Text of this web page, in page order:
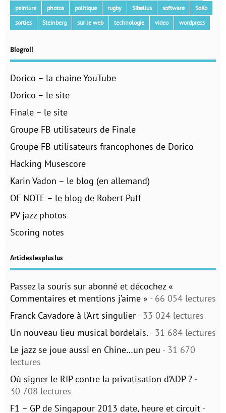
peinture
photos politique rugby Sibelius software
SoKo
sorties
Steinberg sur le web technologie video wordpress
Blogroll
Dorico – la chaine YouTube
Dorico – le site
Finale – le site
Groupe FB utilisateurs de Finale
Groupe FB utilisateurs francophones de Dorico
Hacking Musescore
Karin Vadon – le blog (en allemand)
OF NOTE – le blog de Robert Puff
PV jazz photos
Scoring notes
Articles les plus lus
Passez la souris sur abonné et décochez «
Commentaires et mentions j’aime » - 66 054 lectures
Franck Cavadore à l’Art singulier - 33 024 lectures
Un nouveau lieu musical bordelais. - 31 684 lectures
Le jazz se joue aussi en Chine…un peu - 31 670
lectures
Où signer le RIP contre la privatisation d’ADP ? -
30 708 lectures
F1 – GP de Singapour 2013 date, heure et circuit -